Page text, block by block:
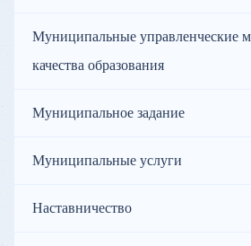
Муниципальные управленческие
качества образования
Муниципальное задание
Муниципальные услуги
Наставничество